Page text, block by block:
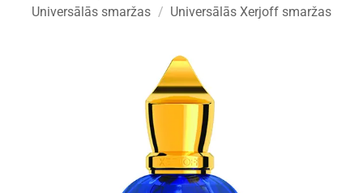
Universālās smaržas / Universālās Xerjoff smaržas